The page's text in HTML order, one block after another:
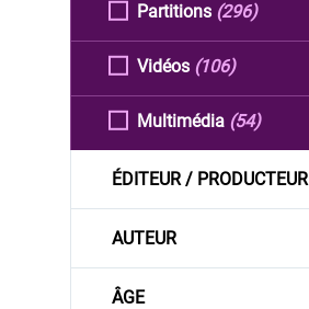
Partitions (296)
Vidéos (106)
Multimédia (54)
ÉDITEUR / PRODUCTEUR
AUTEUR
ÂGE